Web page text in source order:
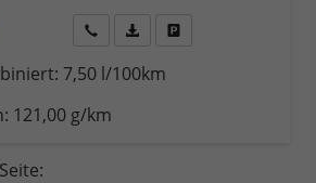
Wir rufen Sie anFahrzeugexposé (PDF)
7,50 l/100km
121,00 g/km